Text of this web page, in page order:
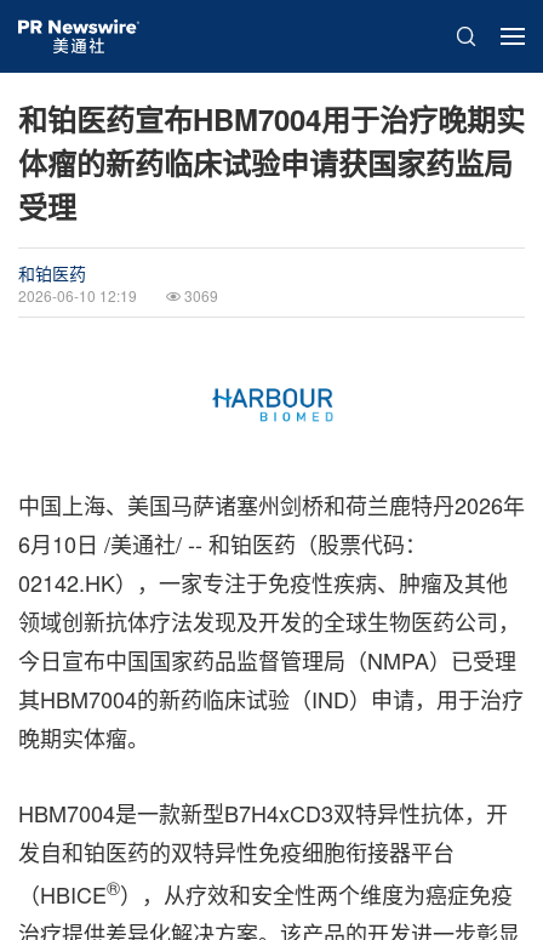
和铂医药宣布HBM7004用于治疗晚期实
体瘤的新药临床试验申请获国家药监局
受理
和铂医药
2026-06-10 12:19 3069
中国上海、美国马萨诸塞州剑桥和荷兰鹿特丹2026年
6月10日 /美通社/ -- 和铂医药（股票代码：
02142.HK），一家专注于免疫性疾病、肿瘤及其他
领域创新抗体疗法发现及开发的全球生物医药公司，
今日宣布中国国家药品监督管理局（NMPA）已受理
其HBM7004的新药临床试验（IND）申请，用于治疗
晚期实体瘤。
HBM7004是一款新型B7H4xCD3双特异性抗体，开
发自和铂医药的双特异性免疫细胞衔接器平台
（HBICE®），从疗效和安全性两个维度为癌症免疫
治疗提供差异化解决方案。该产品的开发进一步彰显